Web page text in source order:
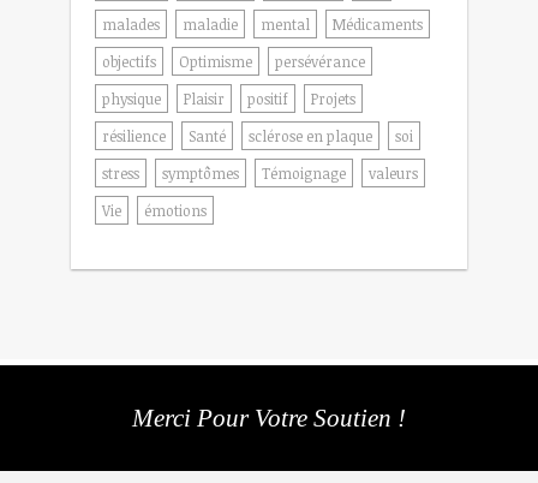
malades
maladie mental
Médicaments
objectifs
Optimisme
persévérance
physique
Plaisir positif
Projets
résilience
Santé sclérose en plaque
soi
stress
symptômes Témoignage
valeurs
Vie
émotions
Merci Pour Votre Soutien !